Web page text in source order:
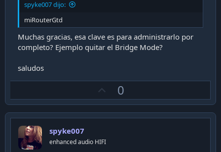
spyke007 dijo:
miRouterGtd
Muchas gracias, esa clave es para administrarlo por
completo? Ejemplo quitar el Bridge Mode?
saludos
p
v
0
spyke007
enhanced audio HIFI